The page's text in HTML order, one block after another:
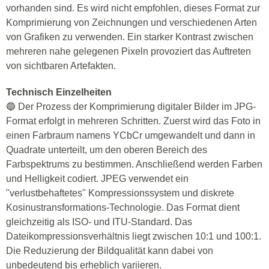
vorhanden sind. Es wird nicht empfohlen, dieses Format zur
Komprimierung von Zeichnungen und verschiedenen Arten
von Grafiken zu verwenden. Ein starker Kontrast zwischen
mehreren nahe gelegenen Pixeln provoziert das Auftreten
von sichtbaren Artefakten.
Technisch Einzelheiten
🔵 Der Prozess der Komprimierung digitaler Bilder im JPG-
Format erfolgt in mehreren Schritten. Zuerst wird das Foto in
einen Farbraum namens YCbCr umgewandelt und dann in
Quadrate unterteilt, um den oberen Bereich des
Farbspektrums zu bestimmen. Anschließend werden Farben
und Helligkeit codiert. JPEG verwendet ein
"verlustbehaftetes" Kompressionssystem und diskrete
Kosinustransformations-Technologie. Das Format dient
gleichzeitig als ISO- und ITU-Standard. Das
Dateikompressionsverhältnis liegt zwischen 10:1 und 100:1.
Die Reduzierung der Bildqualität kann dabei von
unbedeutend bis erheblich variieren.